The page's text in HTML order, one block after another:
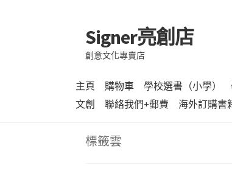
跳
至
導
列
跳
至
主
內
容
Signer亮創店
創意文化專賣店
主頁 購物車 學校選書（小學）
文創
聯絡我們+郵費 海外訂購書
標籤雲